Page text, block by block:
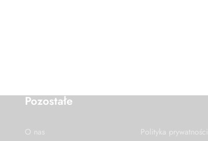
Pozostałe
O nas
Polityka prywatności